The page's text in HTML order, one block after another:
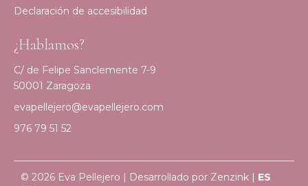
Declaración de accesibilidad
¿Hablamos?
C/ de Felipe Sanclemente 7-9
50001 Zaragoza
evapellejero@evapellejero.com
976 79 51 52
© 2026 Eva Pellejero | Desarrollado por Zenzink | ES